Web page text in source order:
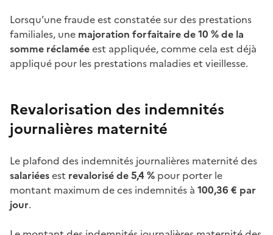
Lorsqu’une fraude est constatée sur des prestations
familiales, une majoration forfaitaire de 10 % de la
somme réclaméeest appliquée, comme cela est déjà
appliqué pour les prestations maladies et vieillesse.
Revalorisation des indemnités
journalières maternité
Le plafond des indemnités journalières maternité des
salariéesest revalorisé de 5,4 % pour porter le
montant maximum de ces indemnités à 100,36 € par
jour.